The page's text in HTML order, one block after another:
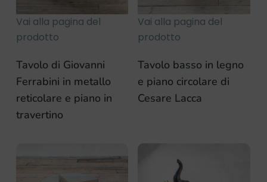
Vai alla pagina del
prodotto
Tavolo di Giovanni
Ferrabini in metallo
reticolare e piano in
travertino
Vai alla pagina del
prodotto
Tavolo basso in legno
e piano circolare di
Cesare Lacca